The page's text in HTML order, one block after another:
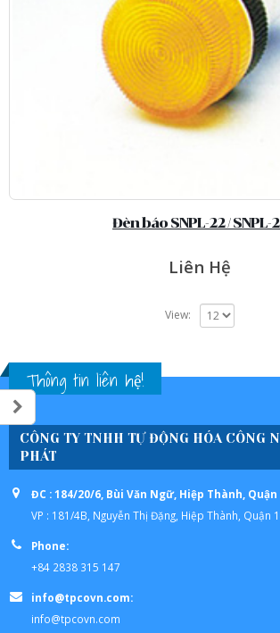
Đèn báo SNPL-22 / SNPL-
Liên Hệ
View:
Thông tin liên hệ!
CÔNG TY TNHH TỰ ĐỘNG HÓA CÔNG
PHÁT
ĐC : 184/20/6, Bùi Văn Ngữ, Hiệp Thành, Quận
VP : 181/4B, Nguyễn Thị Đặng, Hiệp Thành, Quận
Phone:
+84 2838 315 147
info@tpcovn.com:
info@tpcovn.com